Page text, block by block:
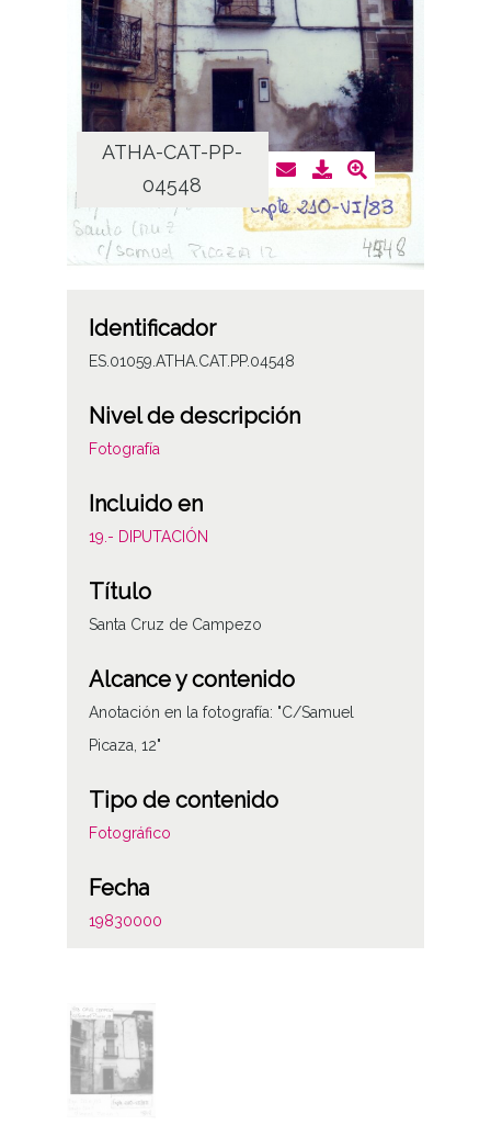
ATHA-CAT-PP-
04548
Identificador
ES.01059.ATHA.CAT.PP.04548
Nivel de descripción
Fotografía
Incluido en
19.- DIPUTACIÓN
Título
Santa Cruz de Campezo
Alcance y contenido
Anotación en la fotografía: "C/Samuel
Picaza, 12"
Tipo de contenido
Fotográfico
Fecha
19830000
Santa Cruz de Campezo/ Santikurutze
Kanpezu
Materia